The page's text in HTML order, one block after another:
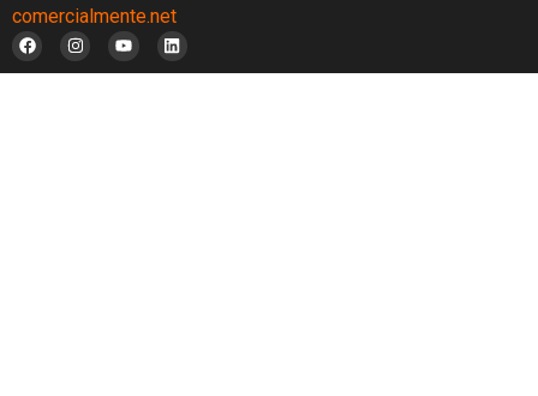
comercialmente.net